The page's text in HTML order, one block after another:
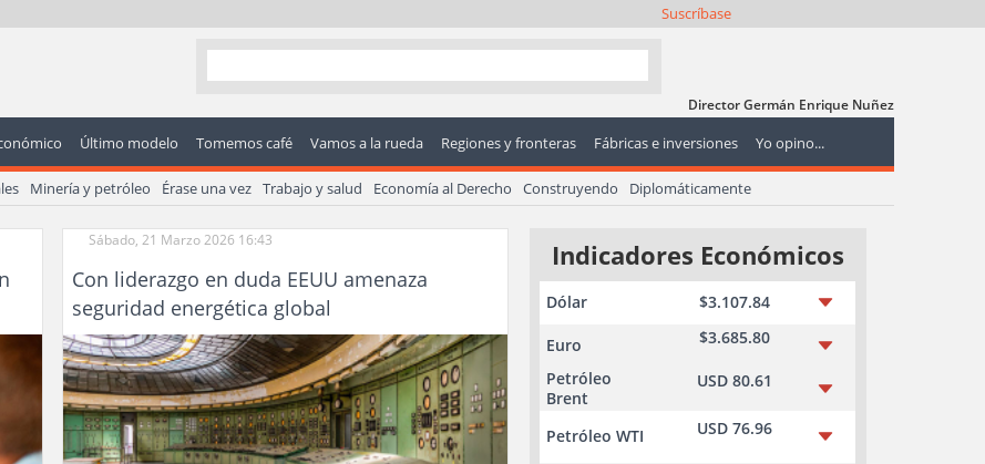
Suscríbase
Director Germán Enrique Nuñez
Último modelo Tomemos café Vamos a la rueda Regiones y fronteras Fábricas e inversiones Yo opino...
Minería y petróleo Érase una vez Trabajo y salud Economía al Derecho Construyendo Diplomáticamente
Sábado, 21 Marzo 2026 16:43
Con liderazgo en duda EEUU amenaza
seguridad energética global
Indicadores Económicos
Dólar $3.107.84
Euro
$3.685.80
Petróleo
Brent
USD 80.61
Petróleo WTI USD 76.96